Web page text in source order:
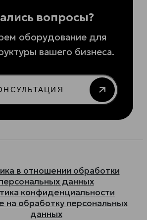
вопросы?
оборудование для
вашего бизнеса.
в отношении обработки
данных
конфиденциальности
на обработку персональных
данных